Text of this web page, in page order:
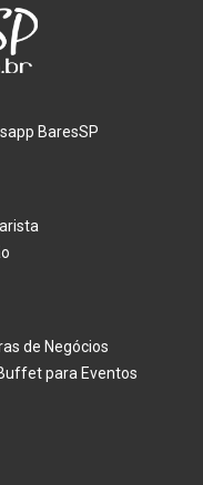
BaresSP
de Negócios
para Eventos